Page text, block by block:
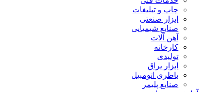
چاپ و تبلیغات
ابزار صنعتی
صنایع شیمیایی
آهن آلات
کارخانه
تولیدی
ابزار یراق
باطری اتومبیل
صنایع پلیمر